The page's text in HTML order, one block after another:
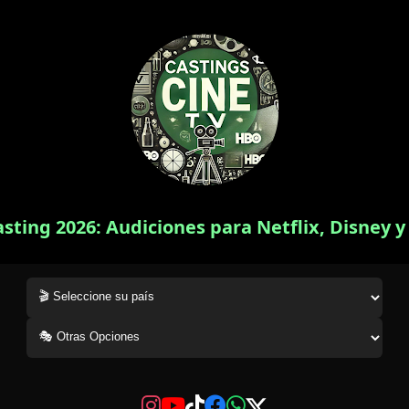
2026: Audiciones para Netflix, Disney